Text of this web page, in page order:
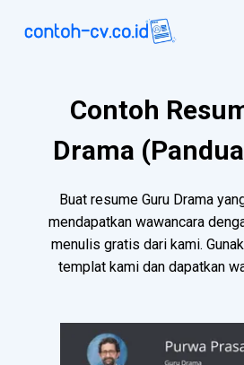
Contoh
Drama
Buat resume Guru Drama
mendapatkan wawancara
menulis gratis dari kami.
templat kami dan dapatkan